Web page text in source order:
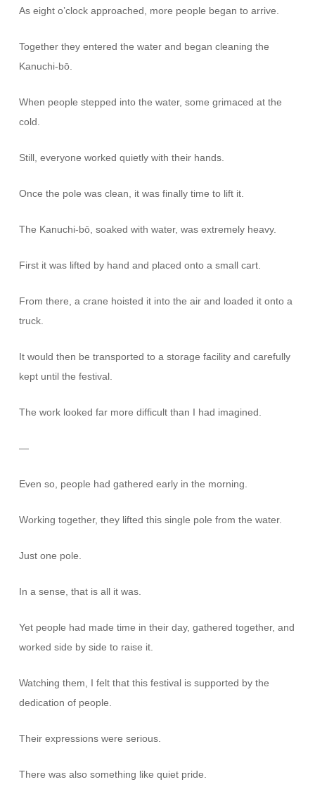
As eight o’clock approached, more people began to arrive.
Together they entered the water and began cleaning the
Kanuchi-bō.
When people stepped into the water, some grimaced at the
cold.
Still, everyone worked quietly with their hands.
Once the pole was clean, it was finally time to lift it.
The Kanuchi-bō, soaked with water, was extremely heavy.
First it was lifted by hand and placed onto a small cart.
From there, a crane hoisted it into the air and loaded it onto a
truck.
It would then be transported to a storage facility and carefully
kept until the festival.
The work looked far more difficult than I had imagined.
—
Even so, people had gathered early in the morning.
Working together, they lifted this single pole from the water.
Just one pole.
In a sense, that is all it was.
Yet people had made time in their day, gathered together, and
worked side by side to raise it.
Watching them, I felt that this festival is supported by the
dedication of people.
Their expressions were serious.
There was also something like quiet pride.